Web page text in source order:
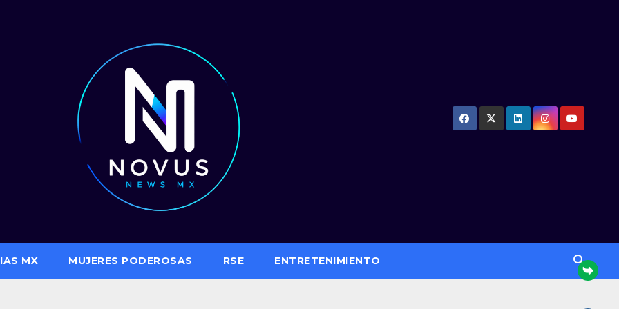
MX MUJERES PODEROSAS RSE ENTRETENIMIENTO